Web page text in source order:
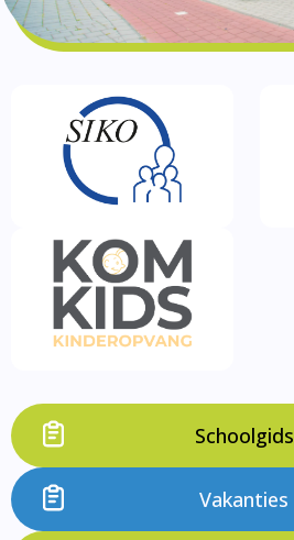
Schoolgids
Vakanties